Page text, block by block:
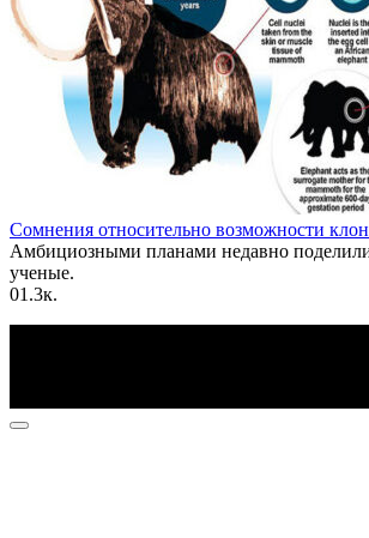
Cомнения относительно возможности
Амбициозными планами недавно
ученые.
01.3к.